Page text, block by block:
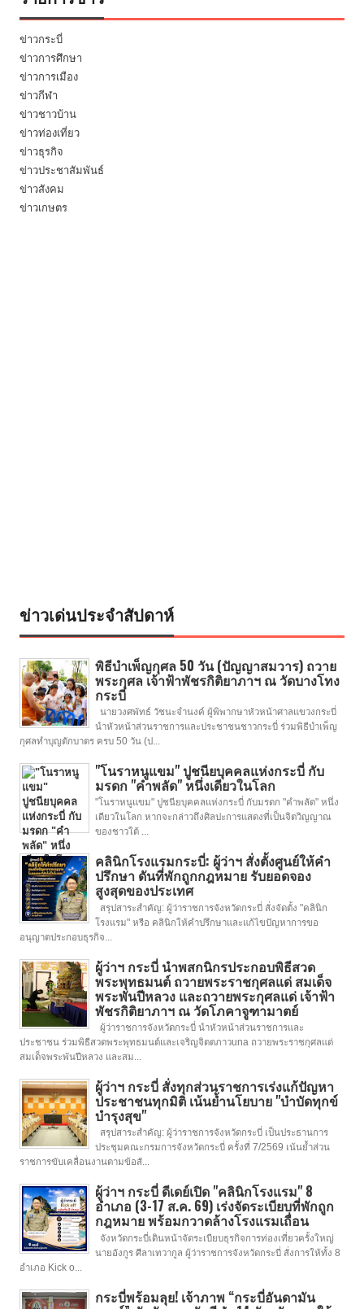
ข่าวกระบี่
ข่าวการศึกษา
ข่าวการเมือง
ข่าวกีฬา
ข่าวชาวบ้าน
ข่าวท่องเที่ยว
ข่าวธุรกิจ
ข่าวประชาสัมพันธ์
ข่าวสังคม
ข่าวเกษตร
ข่าวเด่นประจำสัปดาห์
พิธีบำเพ็ญกุศล 50 วัน (ปัญญาสมวาร) ถวาย
พระกุศล เจ้าฟ้าพัชรกิติยาภาฯ ณ วัดบางโทง
กระบี่
นายวงศพัทธ์ วัชนะจำนงค์ ผู้พิพากษาหัวหน้าศาลแขวงกระบี่
นำหัวหน้าส่วนราชการและประชาชนชาวกระบี่ ร่วมพิธีบำเพ็ญ
กุศลทำบุญตักบาตร ครบ 50 วัน (ป...
"โนราหนูแขม" ปูชนียบุคคลแห่งกระบี่ กับ
มรดก "คำพลัด" หนึ่งเดียวในโลก
"โนราหนูแขม" ปูชนียบุคคลแห่งกระบี่ กับมรดก "คำพลัด" หนึ่ง
เดียวในโลก หากจะกล่าวถึงศิลปะการแสดงที่เป็นจิตวิญญาณ
ของชาวใต้ ...
คลินิกโรงแรมกระบี่: ผู้ว่าฯ สั่งตั้งศูนย์ให้คำ
ปรึกษา ดันที่พักถูกกฎหมาย รับยอดจอง
สูงสุดของประเทศ
สรุปสาระสำคัญ: ผู้ว่าราชการจังหวัดกระบี่ สั่งจัดตั้ง "คลินิก
โรงแรม" หรือ คลินิกให้คำปรึกษาและแก้ไขปัญหาการขอ
อนุญาตประกอบธุรกิจ...
ผู้ว่าฯ กระบี่ นำพสกนิกรประกอบพิธีสวด
พระพุทธมนต์ ถวายพระราชกุศลแด่ สมเด็จ
พระพันปีหลวง และถวายพระกุศลแด่ เจ้าฟ้า
พัชรกิติยาภาฯ ณ วัดโภคาจูฑามาตย์
ผู้ว่าราชการจังหวัดกระบี่ นำหัวหน้าส่วนราชการและ
ประชาชน ร่วมพิธีสวดพระพุทธมนต์และเจริญจิตตภาวuna ถวายพระราชกุศลแด่
สมเด็จพระพันปีหลวง และสม...
ผู้ว่าฯ กระบี่ สั่งทุกส่วนราชการเร่งแก้ปัญหา
ประชาชนทุกมิติ เน้นย้ำนโยบาย "บำบัดทุกข์
บำรุงสุข"
สรุปสาระสำคัญ: ผู้ว่าราชการจังหวัดกระบี่ เป็นประธานการ
ประชุมคณะกรมการจังหวัดกระบี่ ครั้งที่ 7/2569 เน้นย้ำส่วน
ราชการขับเคลื่อนงานตามข้อสั...
ผู้ว่าฯ กระบี่ ดีเดย์เปิด "คลินิกโรงแรม" 8
อำเภอ (3-17 ส.ค. 69) เร่งจัดระเบียบที่พักถูก
กฎหมาย พร้อมกวาดล้างโรงแรมเถื่อน
จังหวัดกระบี่เดินหน้าจัดระเบียบธุรกิจการท่องเที่ยวครั้งใหญ่
นายอังกูร ศีลาเทวากูล ผู้ว่าราชการจังหวัดกระบี่ สั่งการให้ทั้ง 8
อำเภอ Kick o...
กระบี่พร้อมลุย! เจ้าภาพ “กระบี่อันดามัน